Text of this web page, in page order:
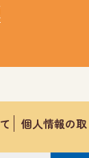
個人情報の